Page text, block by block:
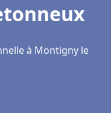
à Montigny le